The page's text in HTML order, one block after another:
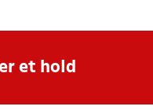
et hold